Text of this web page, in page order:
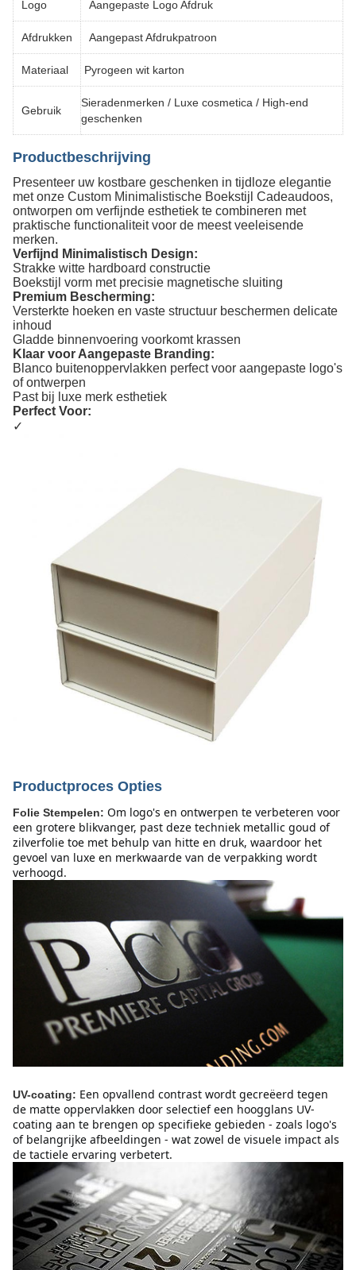
Logo Aangepaste Logo Afdruk
Afdrukken Aangepast Afdrukpatroon
Materiaal Pyrogeen wit karton
Gebruik
Sieradenmerken / Luxe cosmetica / High-end
geschenken
Productbeschrijving
Presenteer uw kostbare geschenken in tijdloze elegantie
met onze ​​Custom Minimalistische Boekstijl Cadeaudoos​​,
ontworpen om verfijnde esthetiek te combineren met
praktische functionaliteit voor de meest veeleisende
merken.
​​Verfijnd Minimalistisch Design​​:
​​Strakke witte hardboard constructie​​
​​Boekstijl vorm​​ met ​​precisie magnetische sluiting​​
Premium Bescherming​​:
​​Versterkte hoeken​​ en ​​vaste structuur​​ beschermen delicate
inhoud
​​Gladde binnenvoering voorkomt krassen
​​Klaar voor Aangepaste Branding​​:
​​Blanco buitenoppervlakken​​ perfect voor aangepaste logo's
of ontwerpen
Past bij ​​luxe merk esthetiek​​
​​Perfect Voor:​​
✓
Productproces Opties
Folie Stempelen: Om logo's en ontwerpen te verbeteren voor
een grotere blikvanger, past deze techniek metallic goud of
zilverfolie toe met behulp van hitte en druk, waardoor het
gevoel van luxe en merkwaarde van de verpakking wordt
verhoogd.
UV-coating: Een opvallend contrast wordt gecreëerd tegen
de matte oppervlakken door selectief een hoogglans UV-
coating aan te brengen op specifieke gebieden - zoals logo's
of belangrijke afbeeldingen - wat zowel de visuele impact als
de tactiele ervaring verbetert.